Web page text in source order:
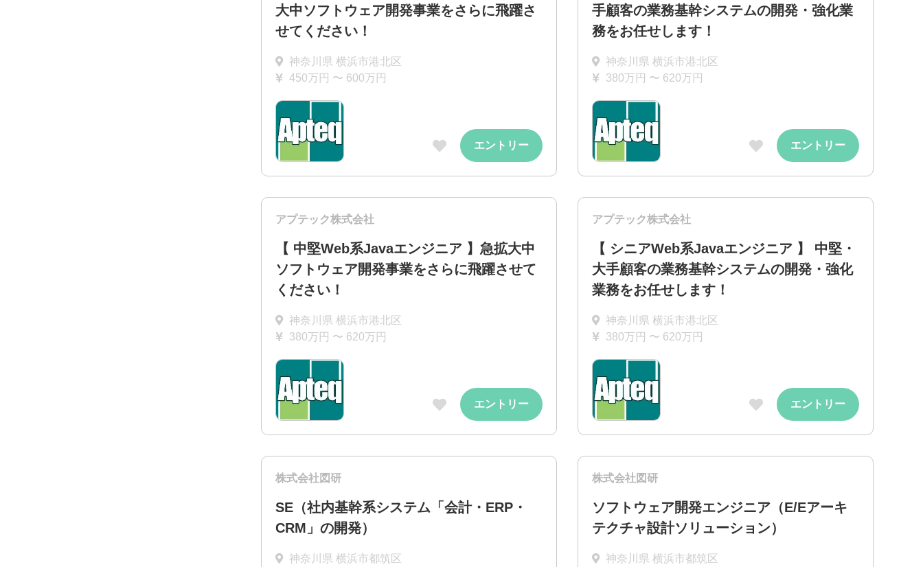
大中ソフトウェア開発事業をさらに飛躍さ
せてください！
神奈川県 横浜市港北区
450万円 〜 600万円
エントリー
手顧客の業務基幹システムの開発・強化業
務をお任せします！
神奈川県 横浜市港北区
380万円 〜 620万円
エントリー
アプテック株式会社
【 中堅Web系Javaエンジニア 】急拡大中
ソフトウェア開発事業をさらに飛躍させて
ください！
神奈川県 横浜市港北区
380万円 〜 620万円
エントリー
アプテック株式会社
【 シニアWeb系Javaエンジニア 】 中堅・
大手顧客の業務基幹システムの開発・強化
業務をお任せします！
神奈川県 横浜市港北区
380万円 〜 620万円
エントリー
株式会社図研
SE（社内基幹系システム「会計・ERP・
CRM」の開発）
神奈川県 横浜市都筑区
株式会社図研
ソフトウェア開発エンジニア（E/Eアーキ
テクチャ設計ソリューション）
神奈川県 横浜市都筑区